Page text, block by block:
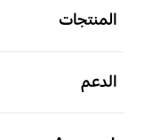
المنتجات
الدعم